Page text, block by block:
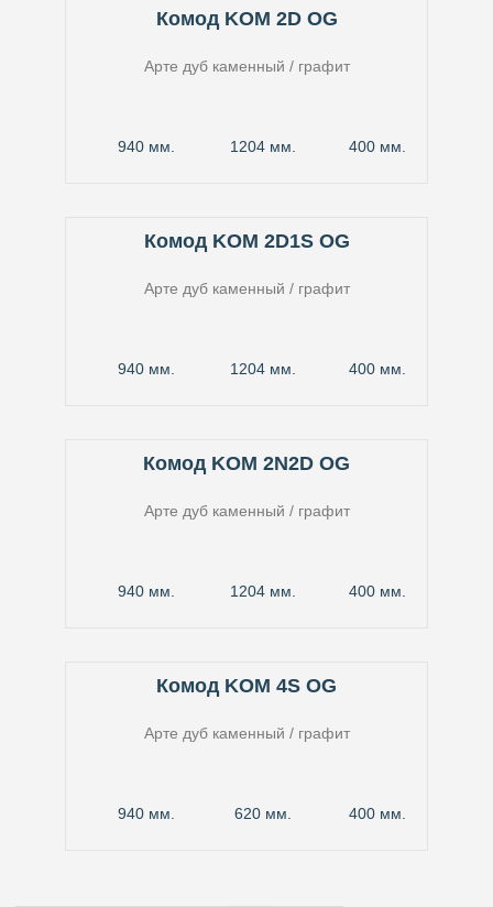
Комод KOM 2D OG
Арте дуб каменный / графит
940 мм. 1204 мм. 400 мм.
Комод KOM 2D1S OG
Арте дуб каменный / графит
940 мм. 1204 мм. 400 мм.
Комод KOM 2N2D OG
Арте дуб каменный / графит
940 мм. 1204 мм. 400 мм.
Комод KOM 4S OG
Арте дуб каменный / графит
940 мм. 620 мм. 400 мм.